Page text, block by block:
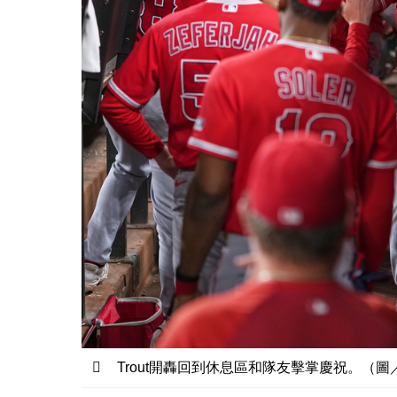
Trout開轟回到休息區和隊友擊掌慶祝。（圖